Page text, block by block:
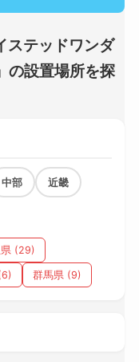
ステッドワンダ
の設置場所を探
中部 近畿
埼玉県 (29)
県 (6) 群馬県 (9)